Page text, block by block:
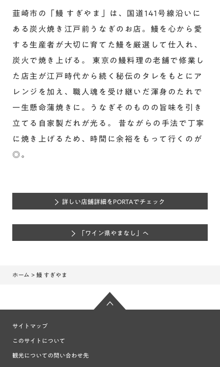
韮崎市の「鰻 すぎやま」は、国道141号線沿いに
ある炭火焼き江戸前うなぎのお店。鰻を心から愛
する生産者が大切に育てた鰻を厳選して仕入れ、
炭火で焼き上げる。 東京の鰻料理の老舗で修業し
た店主が江戸時代から続く秘伝のタレをもとにア
レンジを加え、職人魂を受け継いだ渾身のたれで
一生懸命蒲焼きに。うなぎそのものの旨味を引き
立てる自家製だれが光る。 昔ながらの手法で丁寧
に焼き上げるため、時間に余裕をもって行くのが
◎。
詳しい店舗詳細をPORTAでチェック
「ワイン県やまなし」へ
ホーム > 鰻 すぎやま
サイトマップ
このサイトについて
観光についての問い合わせ先